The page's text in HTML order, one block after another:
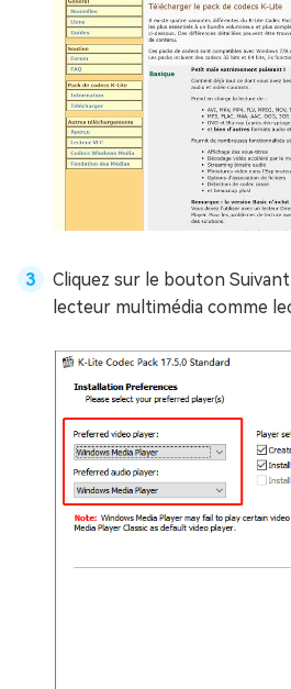
Cliquez sur le bouton
lecteur multimédia comme